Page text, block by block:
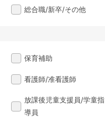
総合職/新卒/その他
保育補助
看護師/准看護師
放課後児童支援員/学童指
導員